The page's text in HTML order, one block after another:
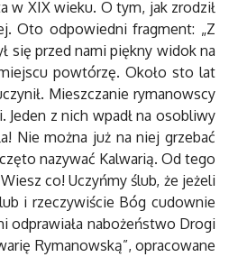
w XIX wieku. O tym, jak zrodził
Oto odpowiedni fragment: „Z
się przed nami piękny widok na
powtórzę. Około sto lat
Mieszczanie rymanowscy
Jeden z nich wpadł na osobliwy
Nie można już na niej grzebać
nazywać Kalwarią. Od tego
co! Uczyńmy ślub, że jeżeli
i rzeczywiście Bóg cudownie
odprawiała nabożeństwo Drogi
Rymanowską”, opracowane